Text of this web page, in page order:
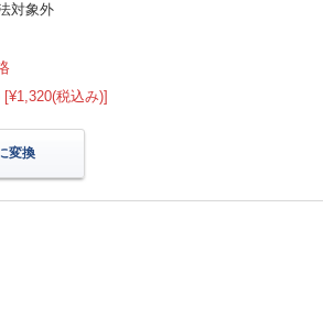
対象外
税込み)]
変換